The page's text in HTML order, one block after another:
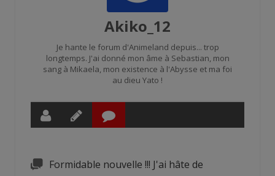
Akiko_12
Je hante le forum d'Animeland depuis... trop
longtemps. J'ai donné mon âme à Sebastian, mon
sang à Mikaela, mon existence à l'Abysse et ma foi
au dieu Yato !
Formidable nouvelle !!! J'ai hâte de